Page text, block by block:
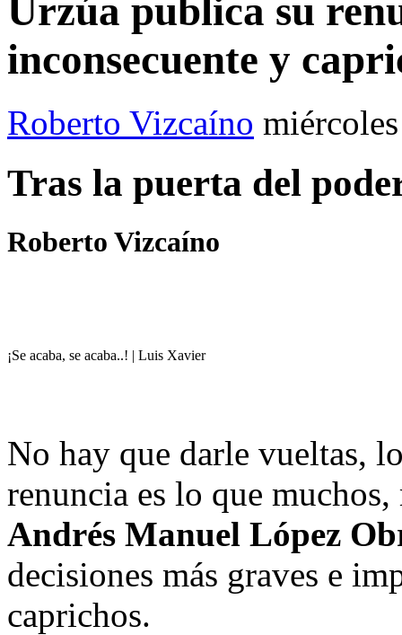
Urzúa publica su
inconsecuente y
Roberto Vizcaíno
Tras la puerta del
Roberto Vizcaíno
¡Se acaba, se acaba..! | Luis Xavier
No hay que darle vueltas,
renuncia es lo que
Andrés Manuel López
decisiones más graves e
caprichos.